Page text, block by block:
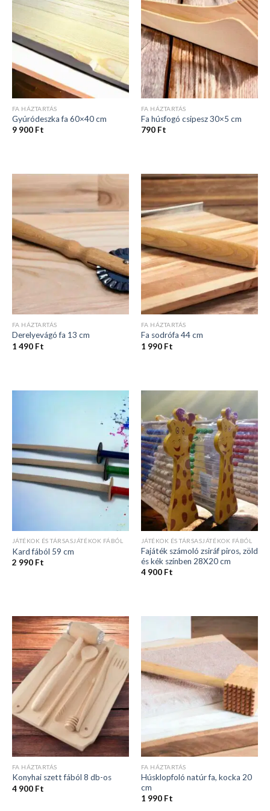
FA HÁZTARTÁS
Gyúródeszka fa 60×40 cm
9 900 Ft
FA HÁZTARTÁS
Fa húsfogó csipesz 30×5 cm
790 Ft
FA HÁZTARTÁS
Derelyevágó fa 13 cm
1 490 Ft
FA HÁZTARTÁS
Fa sodrófa 44 cm
1 990 Ft
JÁTÉKOK ÉS TÁRSASJÁTÉKOK FÁBÓL
Kard fából 59 cm
2 990 Ft
JÁTÉKOK ÉS TÁRSASJÁTÉKOK FÁBÓL
Fajáték számoló zsiráf piros, zöld
és kék színben 28X20 cm
4 900 Ft
FA HÁZTARTÁS
Konyhai szett fából 8 db-os
4 900 Ft
FA HÁZTARTÁS
Húsklopfoló natúr fa, kocka 20
cm
1 990 Ft